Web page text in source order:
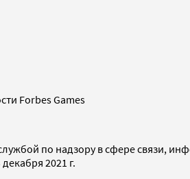
Forbes Games
по надзору в сфере связи,
2021 г.